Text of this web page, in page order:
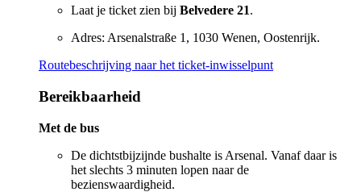
Laat je ticket zien bij Belvedere 21.
Adres: Arsenalstraße 1, 1030 Wenen, Oostenrijk.
Routebeschrijving naar het ticket-inwisselpunt
Bereikbaarheid
Met de bus
De dichtstbijzijnde bushalte is Arsenal. Vanaf daar is
het slechts 3 minuten lopen naar de
bezienswaardigheid.